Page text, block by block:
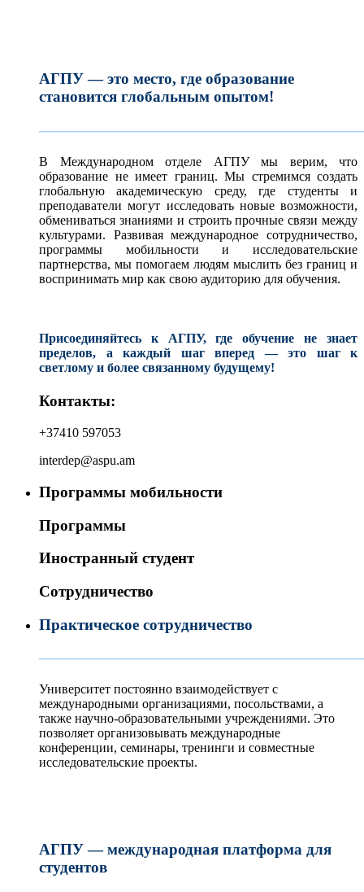
АГПУ — это место, где образование
становится глобальным опытом!
В Международном отделе АГПУ мы верим, что
образование не имеет границ. Мы стремимся создать
глобальную академическую среду, где студенты и
преподаватели могут исследовать новые возможности,
обмениваться знаниями и строить прочные связи между
культурами. Развивая международное сотрудничество,
программы мобильности и исследовательские
партнерства, мы помогаем людям мыслить без границ и
воспринимать мир как свою аудиторию для обучения.
Присоединяйтесь к АГПУ, где обучение не знает
пределов, а каждый шаг вперед — это шаг к
светлому и более связанному будущему!
Контакты:
+37410 597053
interdep@aspu.am
Программы мобильности
Программы
Иностранный студент
Сотрудничество
Практическое сотрудничество
Университет постоянно взаимодействует с
международными организациями, посольствами, а
также научно-образовательными учреждениями. Это
позволяет организовывать международные
конференции, семинары, тренинги и совместные
исследовательские проекты.
АГПУ — международная платформа для
студентов